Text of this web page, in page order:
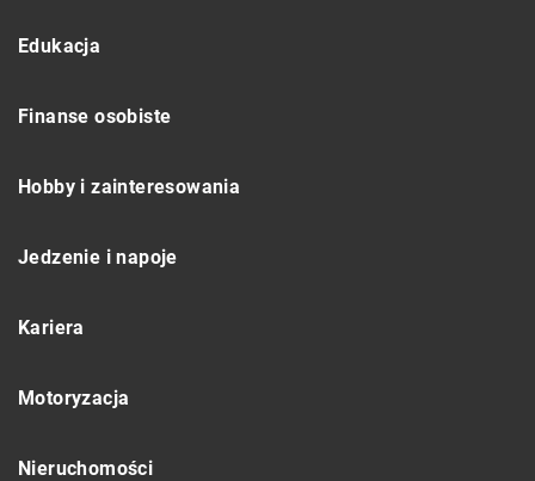
Edukacja
Finanse osobiste
Hobby i zainteresowania
Jedzenie i napoje
Kariera
Motoryzacja
Nieruchomości